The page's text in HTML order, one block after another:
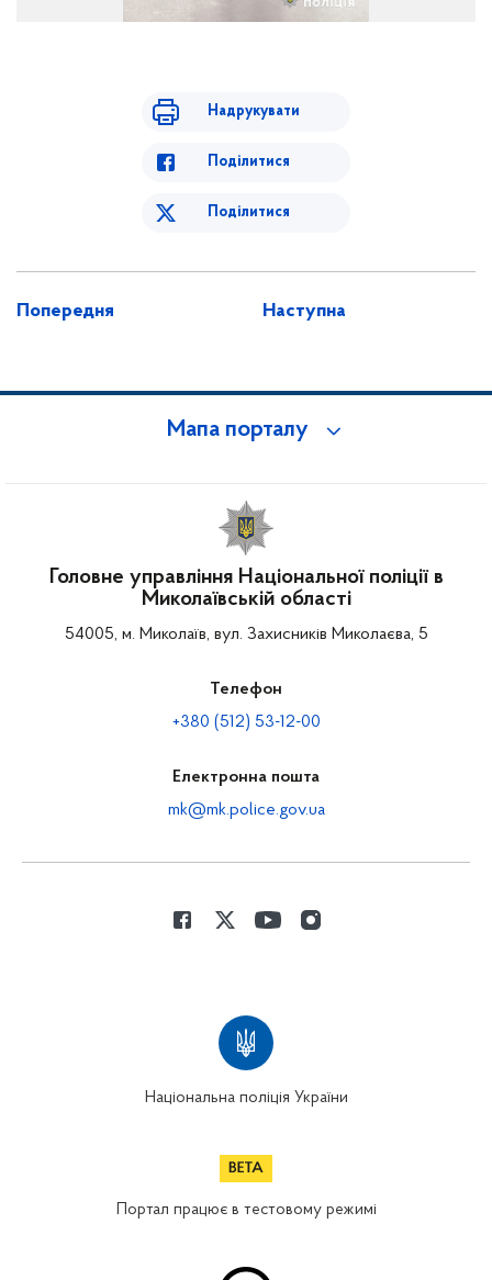
Надрукувати
Поділитися
Поділитися
Попередня Наступна
Мапа порталу
Головне управління Національної поліції в
Миколаївській області
54005, м. Миколаїв, вул. Захисників Миколаєва, 5
Телефон
+380 (512) 53-12-00
Електронна пошта
mk@mk.police.gov.ua
Національна поліція України
Портал працює в тестовому режимі